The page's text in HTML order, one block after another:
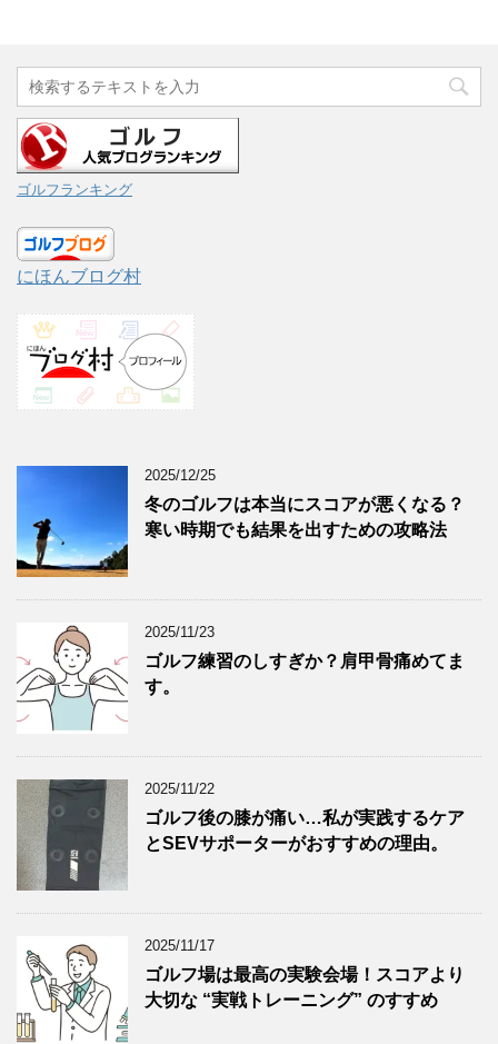
ゴルフランキング
にほんブログ村
2025/12/25
冬のゴルフは本当にスコアが悪くなる？
寒い時期でも結果を出すための攻略法
2025/11/23
ゴルフ練習のしすぎか？肩甲骨痛めてま
す。
2025/11/22
ゴルフ後の膝が痛い…私が実践するケア
とSEVサポーターがおすすめの理由。
2025/11/17
ゴルフ場は最高の実験会場！スコアより
大切な “実戦トレーニング” のすすめ